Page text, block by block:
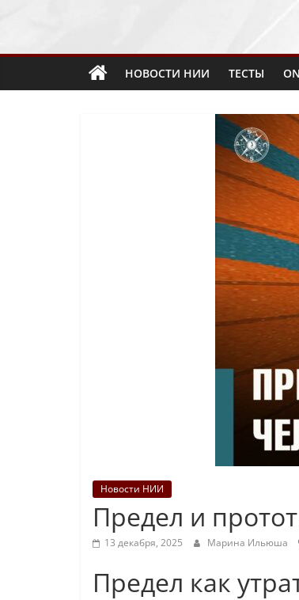
НОВОСТИ НИИ ТЕСТЫ
Новости НИИ
Предел и
13 декабря, 2025 Марина Ильюша
Предел как